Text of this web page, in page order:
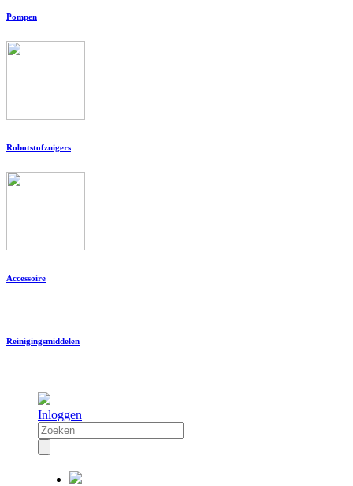
Pompen
Robotstofzuigers
Accessoire
Reinigingsmiddelen
Inloggen